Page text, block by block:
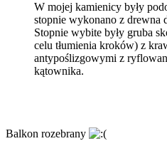
W mojej kamienicy były
stopnie wykonano z drewna
Stopnie wybite były gruba
celu tłumienia kroków) z
antypoślizgowymi z
kątownika.
Balkon rozebrany